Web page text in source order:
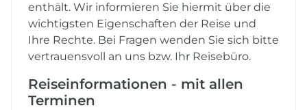
enthält. Wir informieren Sie hiermit über die
wichtigsten Eigenschaften der Reise und
Ihre Rechte. Bei Fragen wenden Sie sich bitte
vertrauensvoll an uns bzw. Ihr Reisebüro.
Reiseinformationen - mit allen
Terminen